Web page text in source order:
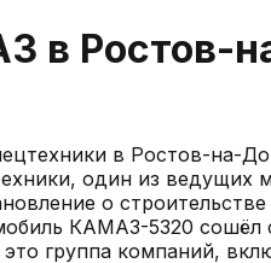
в Ростов-
в Ростов-на-
один из ведущих
о
КАМАЗ-5320 сошёл
группа компаний,